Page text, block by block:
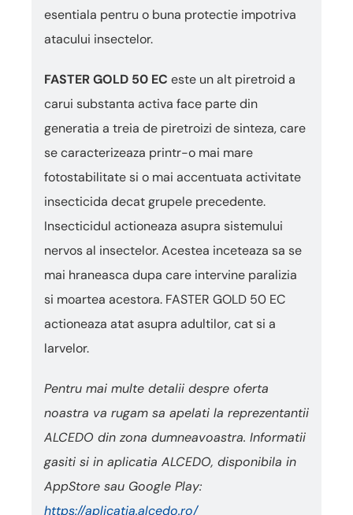
esentiala pentru o buna protectie impotriva
atacului insectelor.
FASTER GOLD 50 EC este un alt piretroid a
carui substanta activa face parte din
generatia a treia de piretroizi de sinteza, care
se caracterizeaza printr-o mai mare
fotostabilitate si o mai accentuata activitate
insecticida decat grupele precedente.
Insecticidul actioneaza asupra sistemului
nervos al insectelor. Acestea inceteaza sa se
mai hraneasca dupa care intervine paralizia
si moartea acestora. FASTER GOLD 50 EC
actioneaza atat asupra adultilor, cat si a
larvelor.
Pentru mai multe detalii despre oferta
noastra va rugam sa apelati la reprezentantii
ALCEDO din zona dumneavoastra. Informatii
gasiti si in aplicatia ALCEDO, disponibila in
AppStore sau Google Play:
https://aplicatia.alcedo.ro/